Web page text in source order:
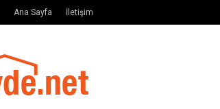
Ana Sayfa İletişim